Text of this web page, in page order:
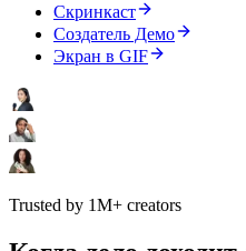
Скринкаст
Создатель Демо
Экран в GIF
Trusted by 1M+ creators